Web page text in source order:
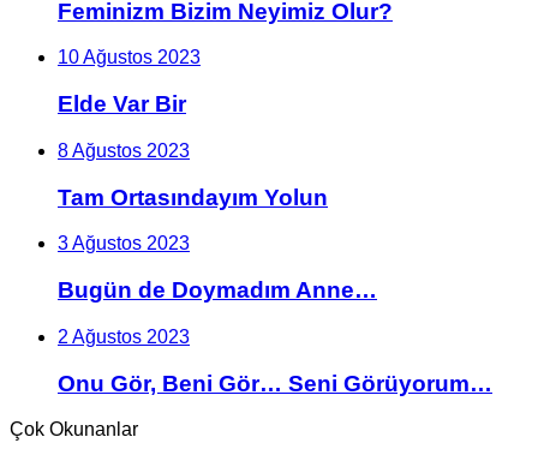
Feminizm Bizim Neyimiz Olur?
10 Ağustos 2023
Elde Var Bir
8 Ağustos 2023
Tam Ortasındayım Yolun
3 Ağustos 2023
Bugün de Doymadım Anne…
2 Ağustos 2023
Onu Gör, Beni Gör… Seni Görüyorum…
Çok Okunanlar